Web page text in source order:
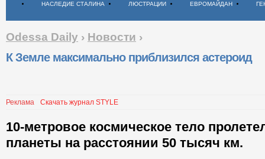
НАСЛЕДИЕ СТАЛИНА ЛЮСТРАЦИИ ЕВРОМАЙДАН
Odessa Daily › Новости ›
К Земле максимально приблизился астероид
Реклама Скачать журнал STYLE
10-метровое космическое тело
планеты на расстоянии 50 тысяч км.